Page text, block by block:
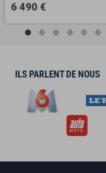
6 490 €
ILS PARLENT DE NOUS